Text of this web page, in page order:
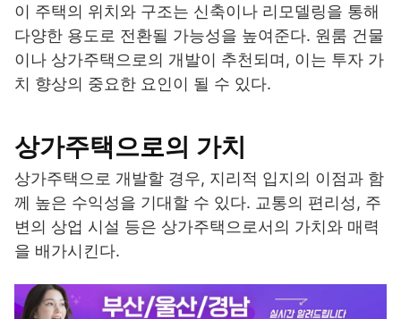
이 주택의 위치와 구조는 신축이나 리모델링을 통해
다양한 용도로 전환될 가능성을 높여준다. 원룸 건물
이나 상가주택으로의 개발이 추천되며, 이는 투자 가
치 향상의 중요한 요인이 될 수 있다.
상가주택으로의 가치
상가주택으로 개발할 경우, 지리적 입지의 이점과 함
께 높은 수익성을 기대할 수 있다. 교통의 편리성, 주
변의 상업 시설 등은 상가주택으로서의 가치와 매력
을 배가시킨다.